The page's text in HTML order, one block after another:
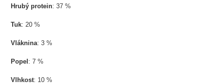
Hrubý protein: 37 %
Tuk: 20 %
Vláknina: 3 %
Popel : 7 %
Vlhkost: 10 %